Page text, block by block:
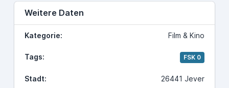
Weitere Daten
Kategorie: Film & Kino
Tags: FSK 0
Stadt: 26441 Jever